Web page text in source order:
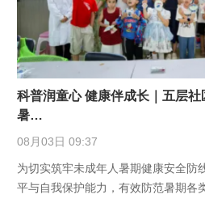
科普润童心 健康伴成长｜五层
暑…
08月03日 09:37
为切实筑牢未成年人暑期健康安全防
平与自我保护能力，有效防范暑期各